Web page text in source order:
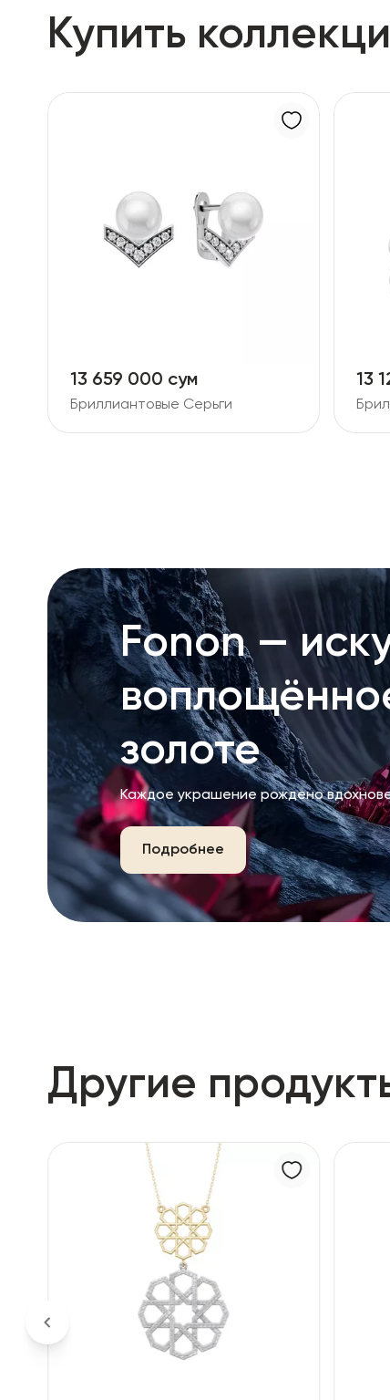
Купить
13 659 000 сум
Бриллиантовые Серьги
13
Fonon —
золоте
Каждое украшение рождено
Подробнее
Другие